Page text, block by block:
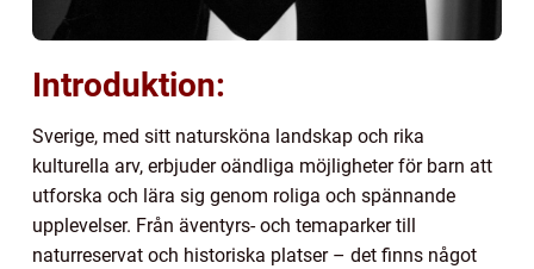
Introduktion:
Sverige, med sitt natursköna landskap och rika
kulturella arv, erbjuder oändliga möjligheter för barn att
utforska och lära sig genom roliga och spännande
upplevelser. Från äventyrs- och temaparker till
naturreservat och historiska platser – det finns något